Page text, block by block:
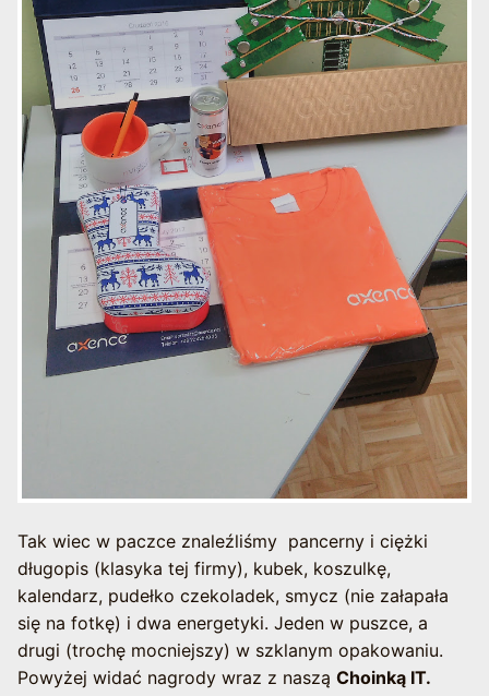
Tak wiec w paczce znaleźliśmy pancerny i ciężki
długopis (klasyka tej firmy), kubek, koszulkę,
kalendarz, pudełko czekoladek, smycz (nie załapała
się na fotkę) i dwa energetyki. Jeden w puszce, a
drugi (trochę mocniejszy) w szklanym opakowaniu.
Powyżej widać nagrody wraz z naszą Choinką IT.